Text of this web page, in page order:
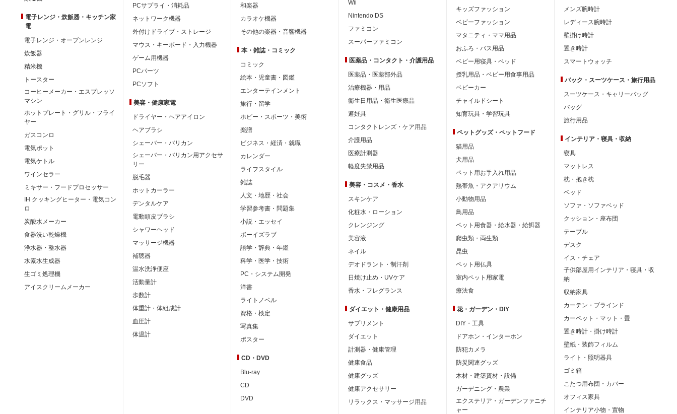
電子レンジ・炊飯器・キッチン家
電
電子レンジ・オーブンレンジ
炊飯器
精米機
トースター
コーヒーメーカー・エスプレッソ
マシン
ホットプレート・グリル・フライ
ヤー
ガスコンロ
電気ポット
電気ケトル
ワインセラー
ミキサー・フードプロセッサー
IH クッキングヒーター・電気コン
ロ
炭酸水メーカー
食器洗い乾燥機
浄水器・整水器
水素水生成器
生ゴミ処理機
アイスクリームメーカー
PCサプライ・消耗品
ネットワーク機器
外付けドライブ・ストレージ
マウス・キーボード・入力機器
ゲーム用機器
PCパーツ
PCソフト
美容・健康家電
ドライヤー・ヘアアイロン
ヘアブラシ
シェーバー・バリカン
シェーバー・バリカン用アクセサ
リー
脱毛器
ホットカーラー
デンタルケア
電動頭皮ブラシ
シャワーヘッド
マッサージ機器
補聴器
温水洗浄便座
活動量計
歩数計
体重計・体組成計
血圧計
体温計
和楽器
カラオケ機器
その他の楽器・音響機器
本・雑誌・コミック
コミック
絵本・児童書・図鑑
エンターテインメント
旅行・留学
ホビー・スポーツ・美術
楽譜
ビジネス・経済・就職
カレンダー
ライフスタイル
雑誌
人文・地歴・社会
学習参考書・問題集
小説・エッセイ
ボーイズラブ
語学・辞典・年鑑
科学・医学・技術
PC・システム開発
洋書
ライトノベル
資格・検定
写真集
ポスター
CD・DVD
Blu-ray
CD
DVD
Wii
Nintendo DS
ファミコン
スーパーファミコン
医薬品・コンタクト・介護用品
医薬品・医薬部外品
治療機器・用品
衛生日用品・衛生医療品
避妊具
コンタクトレンズ・ケア用品
介護用品
医療計測器
軽度失禁用品
美容・コスメ・香水
スキンケア
化粧水・ローション
クレンジング
美容液
ネイル
デオドラント・制汗剤
日焼け止め・UVケア
香水・フレグランス
ダイエット・ 健康用品
サプリメント
ダイエット
計測器・健康管理
健康食品
健康グッズ
健康アクセサリー
リラックス・マッサージ用品
キッズファッション
ベビーファッション
マタニティ・ママ用品
おふろ・バス用品
ベビー用寝具・ベッド
授乳用品・ベビー用食事用品
ベビーカー
チャイルドシート
知育玩具・学習玩具
ペットグッズ・ペットフード
猫用品
犬用品
ペット用お手入れ用品
熱帯魚・アクアリウム
小動物用品
鳥用品
ペット用食器・給水器・給餌器
爬虫類・両生類
昆虫
ペット用仏具
室内ペット用家電
療法食
花・ガーデン・DIY
DIY・工具
ドアホン・インターホン
防犯カメラ
防災関連グッズ
木材・建築資材・設備
ガーデニング・農業
エクステリア・ガーデンファニチ
ャー
メンズ腕時計
レディース腕時計
壁掛け時計
置き時計
スマートウォッチ
バック・スーツケース・旅行用品
スーツケース・キャリーバッグ
バッグ
旅行用品
インテリア・ 寝具・収納
寝具
マットレス
枕・抱き枕
ベッド
ソファ・ソファベッド
クッション・座布団
テーブル
デスク
イス・チェア
子供部屋用インテリア・寝具・収
納
収納家具
カーテン・ブラインド
カーペット・マット・畳
置き時計・掛け時計
壁紙・装飾フィルム
ライト・照明器具
ゴミ箱
こたつ用布団・カバー
オフィス家具
インテリア小物・置物